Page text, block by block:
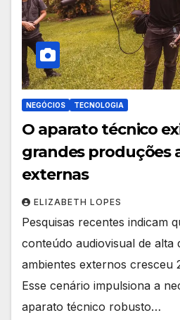
NEGÓCIOS TECNOLOGIA
O aparato técnico
grandes produções
externas
ELIZABETH LOPES
Pesquisas recentes indicam
conteúdo audiovisual de alta
ambientes externos cresceu
Esse cenário impulsiona a
aparato técnico robusto…